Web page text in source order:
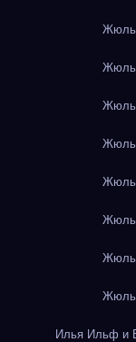
Жюль
Жюль
Жюль
Жюль
Жюль
Жюль
Жюль
Жюль
Илья Ильф и